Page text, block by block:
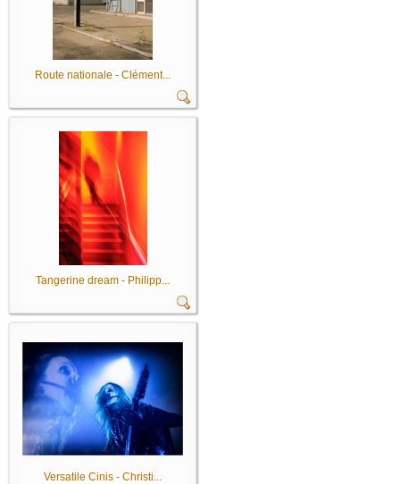
Route nationale - Clément...
Tangerine dream - Philipp...
Versatile Cinis - Christi...